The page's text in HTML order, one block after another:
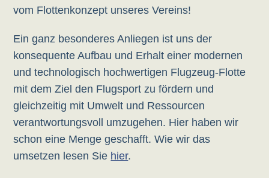
vom Flottenkonzept unseres Vereins!
Ein ganz besonderes Anliegen ist uns der
konsequente Aufbau und Erhalt einer modernen
und technologisch hochwertigen Flugzeug-Flotte
mit dem Ziel den Flugsport zu fördern und
gleichzeitig mit Umwelt und Ressourcen
verantwortungsvoll umzugehen. Hier haben wir
schon eine Menge geschafft. Wie wir das
umsetzen lesen Sie hier.